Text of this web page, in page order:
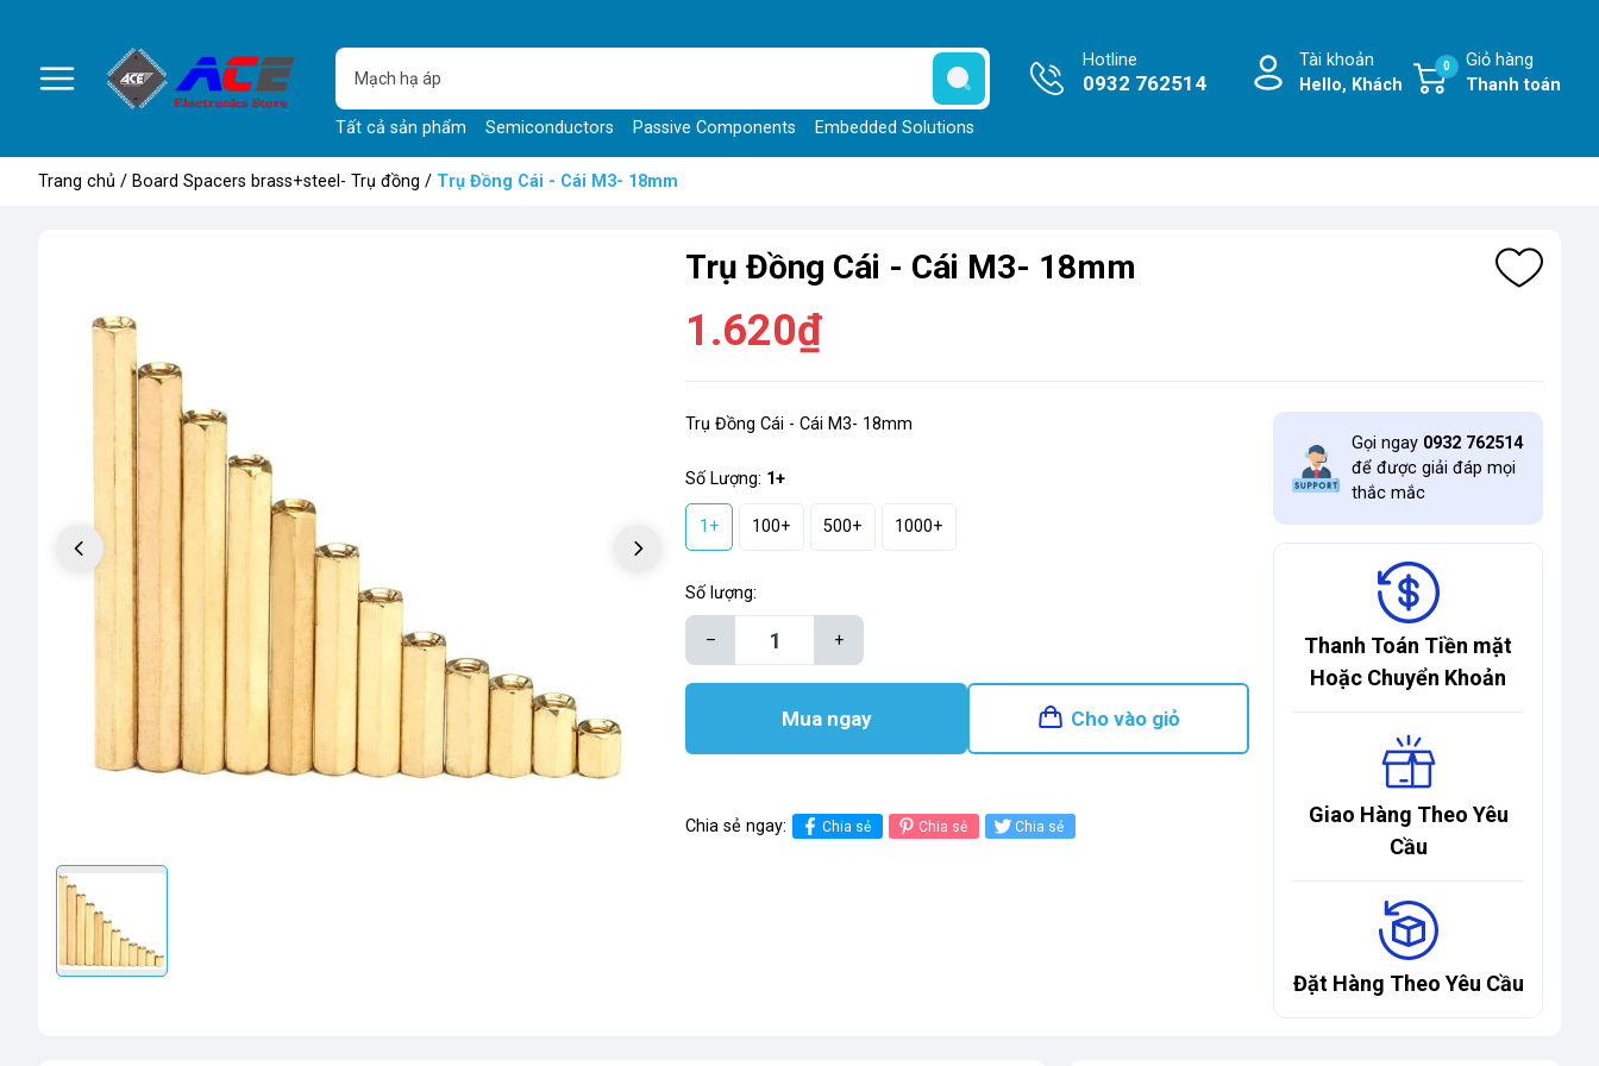
Tất cả sản phẩm Semiconductors Passive Components Embedded Solutions
Hotline
0932 762514
Tài khoản
Hello, Khách
Giỏ hàng
Thanh toán
0
Trang chủ / Board Spacers brass+steel- Trụ đồng / Trụ Đồng Cái - Cái M3- 18mm
Trụ Đồng Cái - Cái M3- 18mm
1.620₫
Trụ Đồng Cái - Cái M3- 18mm
Số Lượng: 1+
1+ 100+ 500+ 1000+
Số lượng:
– +
Mua ngay Cho vào giỏ
Chia sẻ ngay: Chia sẻ Chia sẻ Chia sẻ
Gọi ngay 0932 762514
để được giải đáp mọi
thắc mắc
Thanh Toán Tiền mặt
Hoặc Chuyển Khoản
Giao Hàng Theo Yêu
Cầu
Đặt Hàng Theo Yêu Cầu